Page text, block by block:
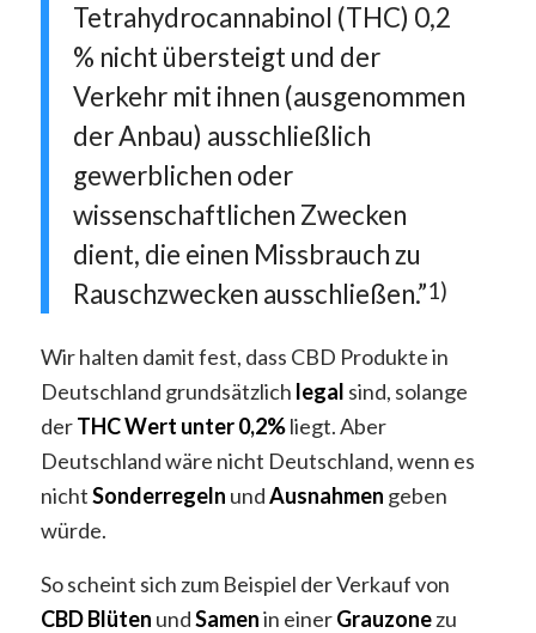
Tetrahydrocannabinol (THC) 0,2
% nicht übersteigt und der
Verkehr mit ihnen (ausgenommen
der Anbau) ausschließlich
gewerblichen oder
wissenschaftlichen Zwecken
dient, die einen Missbrauch zu
Rauschzwecken ausschließen.”1)
Wir halten damit fest, dass CBD Produkte in
Deutschland grundsätzlich legal sind, solange
derTHCWert unter 0,2%liegt. Aber
Deutschland wäre nicht Deutschland, wenn es
nichtSonderregeln undAusnahmen geben
würde.
So scheint sich zum Beispiel der Verkauf von
CBD Blüten undSamenin einerGrauzonezu